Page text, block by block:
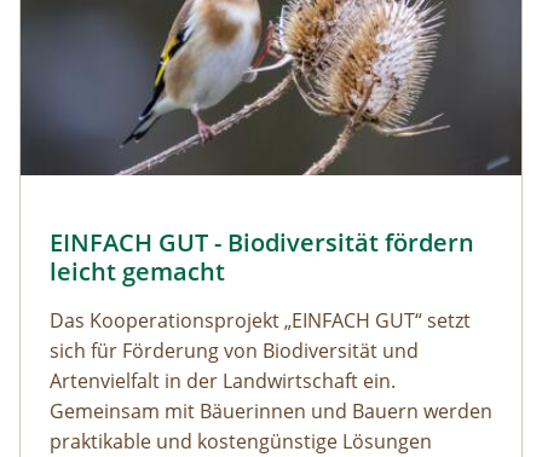
EINFACH GUT - Biodiversität fördern
leicht gemacht
Das Kooperationsprojekt „EINFACH GUT“ setzt
sich für Förderung von Biodiversität und
Artenvielfalt in der Landwirtschaft ein.
Gemeinsam mit Bäuerinnen und Bauern werden
praktikable und kostengünstige Lösungen